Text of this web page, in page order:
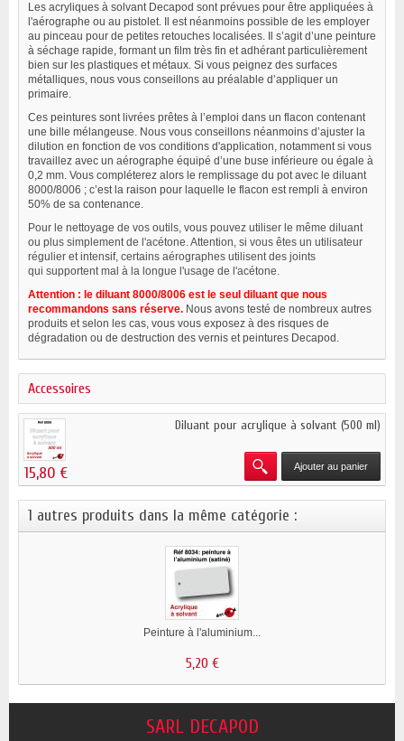
Les acryliques à solvant Decapod sont prévues pour être appliquées à
l'aérographe ou au pistolet. Il est néanmoins possible de les employer
au pinceau pour de petites retouches localisées. Il s’agit d’une peinture
à séchage rapide, formant un film très fin et adhérant particulièrement
bien sur les plastiques et métaux. Si vous peignez des surfaces
métalliques, nous vous conseillons au préalable d’appliquer un
primaire.
Ces peintures sont livrées prêtes à l’emploi dans un flacon contenant
une bille mélangeuse. Nous vous conseillons néanmoins d’ajuster la
dilution en fonction de vos conditions d'application, notamment si vous
travaillez avec un aérographe équipé d’une buse inférieure ou égale à
0,2 mm. Vous compléterez alors le remplissage du pot avec le diluant
8000/8006 ; c’est la raison pour laquelle le flacon est rempli à environ
50% de sa contenance.
Pour le nettoyage de vos outils, vous pouvez utiliser le même diluant
ou plus simplement de l'acétone. Attention, si vous êtes un utilisateur
régulier et intensif, certains aérographes utilisent des joints
qui supportent mal à la longue l'usage de l'acétone.
Attention : le diluant 8000/8006 est le seul diluant que nous
recommandons sans réserve. Nous avons testé de nombreux autres
produits et selon les cas, vous vous exposez à des risques de
dégradation ou de destruction des vernis et peintures Decapod.
Accessoires
Diluant pour acrylique à solvant (500 ml)
15,80 € Ajouter au panier
1 autres produits dans la même catégorie :
Peinture à l'aluminium...
5,20 €
SARL DECAPOD